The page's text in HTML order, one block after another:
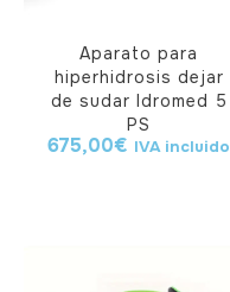
Aparato para
hiperhidrosis dejar
de sudar Idromed 5
PS
675,00€ IVA incluido